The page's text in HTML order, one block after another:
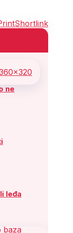
Shortlink
ne
leđa